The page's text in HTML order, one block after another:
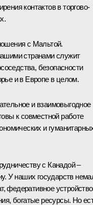
контактов в торгово-
с Мальтой.
странами служит
безопасности
и в Европе в целом.
и взаимовыгодное
к совместной работе
и
с Канадой –
У наших государств
федеративное
богатые ресурсы. Но